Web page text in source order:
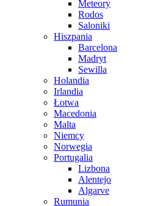
Meteory
Rodos
Saloniki
Hiszpania
Barcelona
Madryt
Sewilla
Holandia
Irlandia
Łotwa
Macedonia
Malta
Niemcy
Norwegia
Portugalia
Lizbona
Alentejo
Algarve
Rumunia